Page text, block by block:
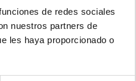
de redes sociales
nuestros partners de
les haya proporcionado o